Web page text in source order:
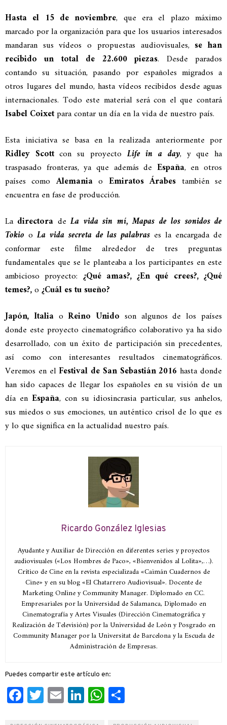
Hasta el 15 de noviembre, que era el plazo máximo
marcado por la organización para que los usuarios interesados
mandaran sus vídeos o propuestas audiovisuales, se han
recibido un total de 22.600 piezas. Desde parados
contando su situación, pasando por españoles migrados a
otros lugares del mundo, hasta vídeos recibidos desde aguas
internacionales. Todo este material será con el que contará
Isabel Coixetpara contar un día en la vida de nuestro país.
Esta iniciativa se basa en la realizada anteriormente por
Ridley Scottcon su proyecto Life in a day, y que ha
traspasado fronteras, ya que además de España, en otros
países comoAlemaniao Emiratos Árabes también se
encuentra en fase de producción.
La directora deLa vida sin mí, Mapas de los sonidos de
Tokio o La vida secreta de las palabras es la encargada de
conformar este filme alrededor de tres preguntas
fundamentales que se le planteaba a los participantes en este
ambicioso proyecto: ¿Qué amas?, ¿En qué crees?, ¿Qué
temes?,o ¿Cuál es tu sueño?
Japón, ItaliaoReino Unido son algunos de los países
donde este proyecto cinematográfico colaborativo ya ha sido
desarrollado, con un éxito de participación sin precedentes,
así como con interesantes resultados cinematográficos.
Veremos en elFestival de San Sebastián 2016 hasta donde
han sido capaces de llegar los españoles en su visión de un
día enEspaña, con su idiosincrasia particular, sus anhelos,
sus miedos o sus emociones, un auténtico crisol de lo que es
y lo que significa en la actualidad nuestro país.
Ricardo González Iglesias
Ayudante y Auxiliar de Dirección en diferentes series y proyectos
audiovisuales («Los Hombres de Paco», «Bienvenidos al Lolita»,…).
Crítico de Cine en la revista especializada «Caimán Cuadernos de
Cine» y en su blog «El Chatarrero Audiovisual». Docente de
Marketing Online y Community Manager. Diplomado en CC.
Empresariales por la Universidad de Salamanca, Diplomado en
Cinematografía y Artes Visuales (Dirección Cinematográfica y
Realización de Televisión) por la Universidad de León y Posgrado en
Community Manager por la Universitat de Barcelona y la Escuela de
Administración de Empresas.
Puedes compartir este artículo en:
Facebook
Twitter
EmailLinkedIn
WhatsApp